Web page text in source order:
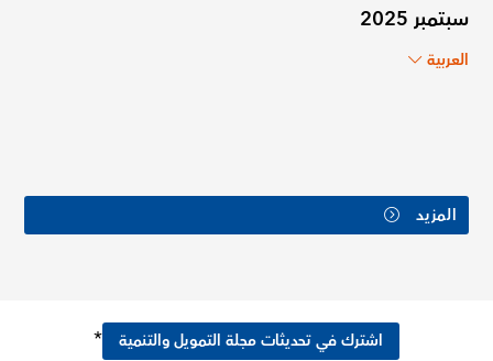
سبتمبر 2025
العربية
المزيد
اشترك في تحديثات مجلة التمويل والتنمية *